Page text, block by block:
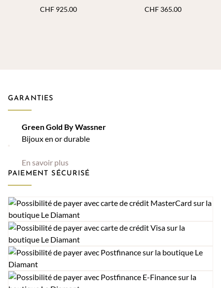
CHF925.00 CHF365.00
GARANTIES
Green Gold By Wassner
Bijoux en or durable
En savoir plus
PAIEMENT SÉCURISÉ